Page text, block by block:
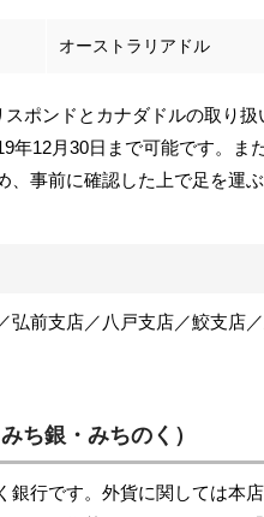
オーストラリアドル
スポンドとカナダドルの取り
年12月30日まで可能です。
、事前に確認した上で足を運ぶ
弘前支店／八戸支店／鮫支店
ち銀・みちのく）
銀行です。外貨に関しては本